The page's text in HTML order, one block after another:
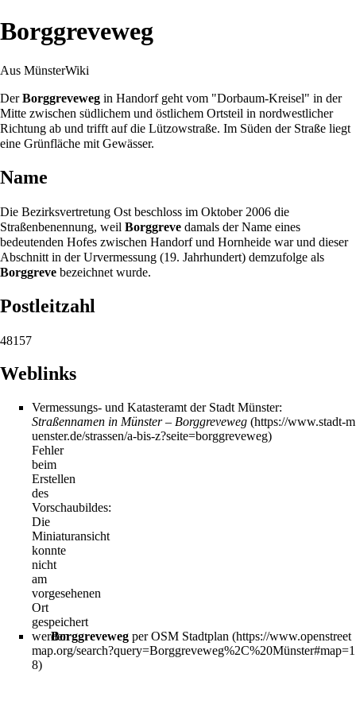
Borggreveweg
Aus MünsterWiki
DerBorggreveweg in Handorfgeht vom "Dorbaum-Kreisel" in der
Mitte zwischen südlichem und östlichem Ortsteil in nordwestlicher
Richtung ab und trifft auf die Lützowstraße. Im Süden der Straße liegt
eine Grünfläche mit Gewässer.
Name
Die Bezirksvertretung Ost beschloss im Oktober 2006 die
Straßenbenennung, weil Borggreve damals der Name eines
bedeutenden Hofes zwischen Handorfund Hornheide war und dieser
Abschnitt in der Urvermessung (19. Jahrhundert) demzufolge als
Borggreve bezeichnet wurde.
Postleitzahl
48157
Weblinks
Vermessungs- und Katasteramt der Stadt Münster:
Straßennamen in Münster – Borggreveweg
Fehler
beim
Erstellen
des
Vorschaubildes:
Die
Miniaturansicht
konnte
nicht
am
vorgesehenen
Ort
gespeichert
werdenBorggreveweg per OSM Stadtplan